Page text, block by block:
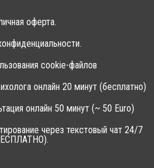
оферта.
cookie-файлов
онлайн 20 минут (бесплатно)
онлайн 50 минут (~ 50 Euro)
через текстовый чат 24/7